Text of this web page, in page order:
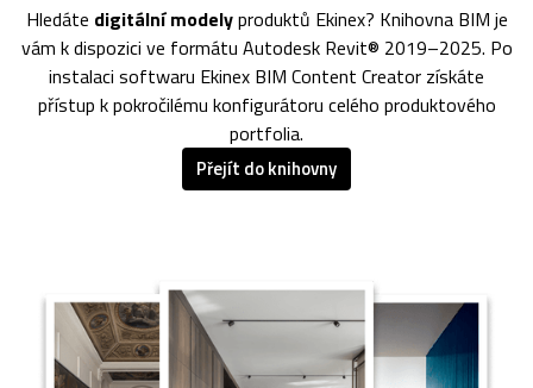
Hledáte digitální modelyproduktů Ekinex? Knihovna BIM je
vám k dispozici ve formátu Autodesk Revit® 2019–2025. Po
instalaci softwaru Ekinex BIM Content Creator získáte
přístup k pokročilému konfigurátoru celého produktového
portfolia.
Přejít do knihovny